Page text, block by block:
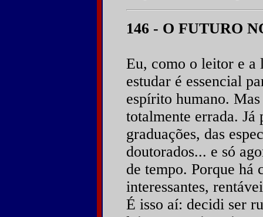
146 - O FUTURO
Eu, como o leitor e a
estudar é essencial
espírito humano.
totalmente errada. Já
graduações, das
doutorados... e só
de tempo. Porque há
interessantes,
É isso aí: decidi ser